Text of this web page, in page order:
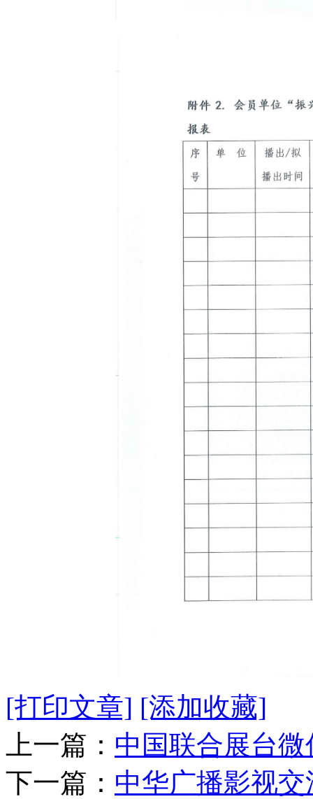
[打印文章] [添加收藏]
上一篇： 中国联合展台
下一篇： 中华广播影视